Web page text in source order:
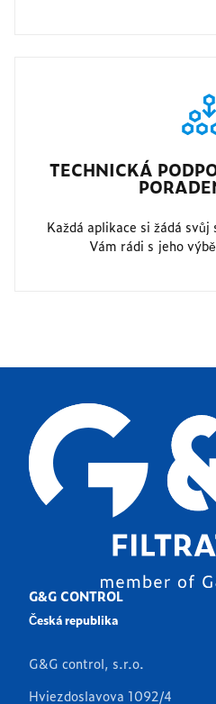
TECHNICKÁ
Každá aplikace si žádá
Vám rádi s jeho
G&G CONTROL
Česká republika
G&G control, s.r.o.
Hviezdoslavova 1092/4